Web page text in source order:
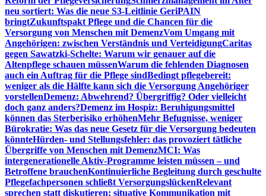
neu sortiert: Was die neue S3-Leitlinie GeriPAIN
bringtZukunftspakt Pflege und die Chancen für die
Versorgung von Menschen mit DemenzVom Umgang mit
Angehörigen: zwischen Verständnis und VerteidigungCaritas
gegen Sawatzki-Schelte: Warum wir genauer auf die
Altenpflege schauen müssenWarum die fehlenden Diagnosen
auch ein Auftrag für die Pflege sindBedingt pflegebereit:
weniger als die Hälfte kann sich die Versorgung Angehöriger
vorstellenDemenz: Abwehrend? Übergriffig? Oder vielleicht
doch ganz anders?Demenz im Hospiz: Beruhigungsmittel
können das Sterberisiko erhöhenMehr Befugnisse, weniger
Bürokratie: Was das neue Gesetz für die Versorgung bedeuten
könnteHürden- und Stellungsfehler: das provoziert tätliche
Übergriffe von Menschen mit DemenzMCI: Was
intergenerationelle Aktiv-Programme leisten müssen – und
Betroffene brauchenKontinuierliche Begleitung durch geschulte
Pflegefachpersonen schließt VersorgungslückenRelevant
sprechen statt diskutieren: situative Kommunikation mit